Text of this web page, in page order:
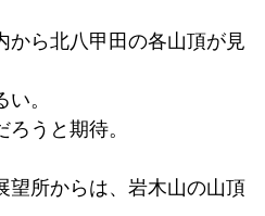
から北八甲田の各山頂が見
。
うと期待。
望所からは、岩木山の山頂